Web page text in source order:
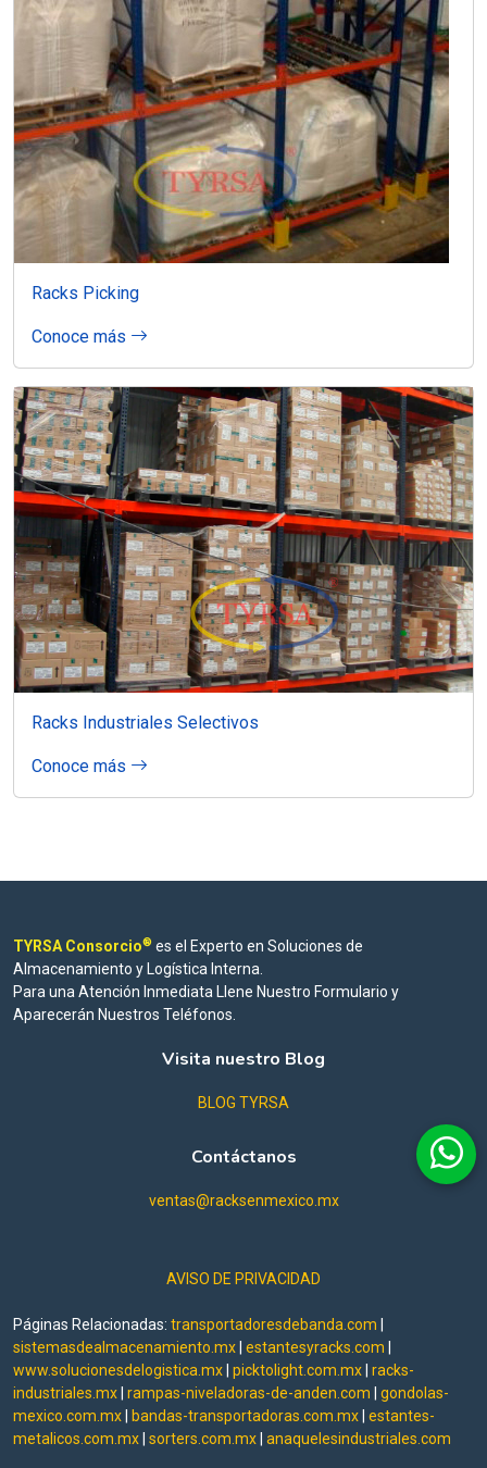
Racks Picking
Conoce más
Racks Industriales Selectivos
Conoce más
TYRSA Consorcio® es el Experto en Soluciones de
Almacenamiento y Logística Interna.
Para una Atención Inmediata Llene Nuestro Formulario y
Aparecerán Nuestros Teléfonos.
Visita nuestro Blog
BLOG TYRSA
Contáctanos
ventas@racksenmexico.mx
AVISO DE PRIVACIDAD
Páginas Relacionadas: transportadoresdebanda.com
sistemasdealmacenamiento.mx estantesyracks.com
www.solucionesdelogistica.mx picktolight.com.mx racks-
industriales.mx rampas-niveladoras-de-anden.com
gondolas-
mexico.com.mx
bandas-transportadoras.com.mx estantes-
metalicos.com.mx sorters.com.mx anaquelesindustriales.com